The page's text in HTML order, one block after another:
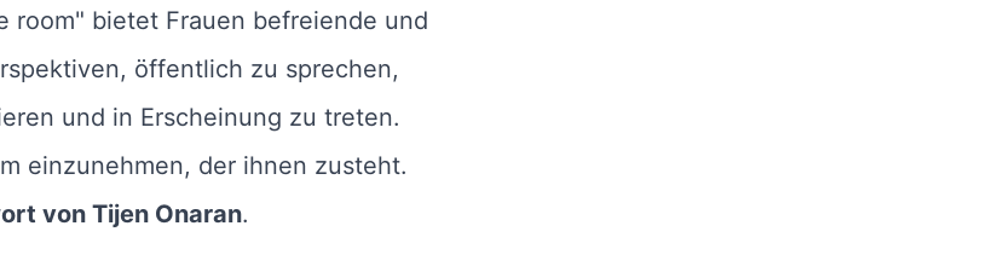
room" bietet Frauen befreiende und
öffentlich zu sprechen,
und in Erscheinung zu treten.
einzunehmen, der ihnen zusteht.
von Tijen Onaran.